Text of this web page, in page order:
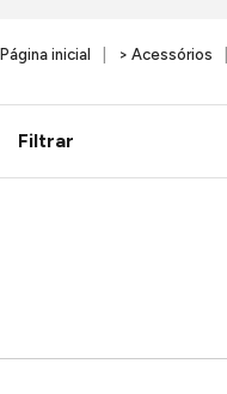
Página inicial > Acessórios
Filtrar